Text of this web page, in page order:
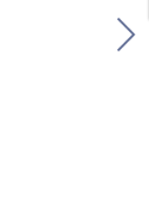
Prix
207 €